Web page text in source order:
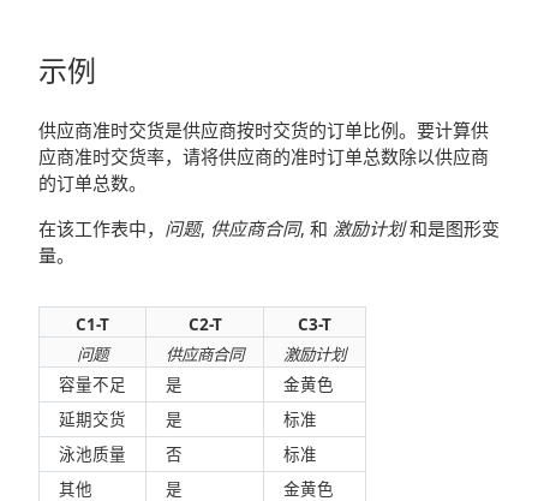
示例
供应商准时交货是供应商按时交货的订单比例。要计算供
应商准时交货率，请将供应商的准时订单总数除以供应商
的订单总数。
在该工作表中， 问题, 供应商合同, 和 激励计划和是图形变
量。
C1-T C2-T
C3-T
问题
供应商合同
激励计划
容量不足
是
金黄色
延期交货
是
标准
泳池质量
否
标准
其他
是 金黄色